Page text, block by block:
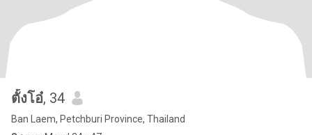
ตั้งโอ๋, 34
Ban Laem, Petchburi Province, Thailand